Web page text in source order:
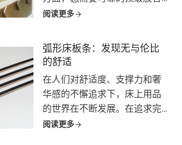
板供应，以满足项目需求和客
付紧迫的期限、预算限制以及
寻找供应商的无时不在的压
阅读更多
弧形床板条：发现无与伦比
的舒适
在人们对舒适度、支撑力和奢
华感的不懈追求下，床上用品
的世界在不断发展。在追求完
美睡眠体验的过程中，出现了
阅读更多